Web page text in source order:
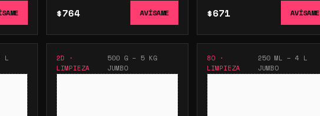
$764 AVÍSAME $671 AVÍSAME
L
2D ·
LIMPIEZA
500 G – 5 KG
JUMBO
8O ·
LIMPIEZA
250 ML – 4 L
JUMBO